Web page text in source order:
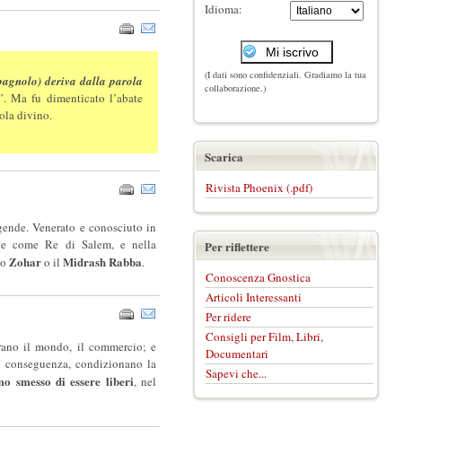
deriva dalla parola
Ma fu dimenticato l’abate
divino.
Venerato e conosciuto in
come Re di Salem, e nella
Zoharo il Midrash Rabba.
il mondo, il commercio; e
condizionano la
smesso di essere liberi, nel
Idioma:
(I dati sono confidenziali. Gradiamo la tua
collaborazione.)
Scarica
Rivista Phoenix (.pdf)
Per riflettere
Conoscenza Gnostica
Articoli Interessanti
Per ridere
Consigli per Film, Libri,
Documentari
Sapevi che...